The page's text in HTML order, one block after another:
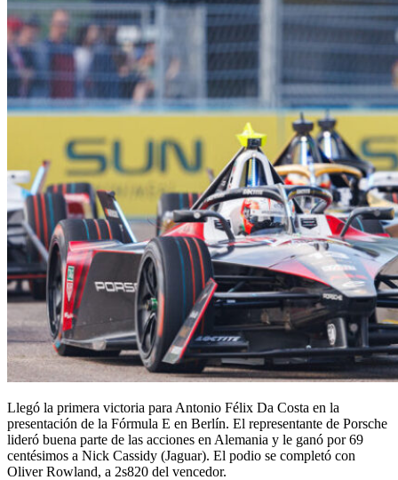
Llegó la primera victoria para Antonio Félix Da Costa en la
presentación de la Fórmula E en Berlín. El representante de Porsche
lideró buena parte de las acciones en Alemania y le ganó por 69
centésimos a Nick Cassidy (Jaguar). El podio se completó con
Oliver Rowland, a 2s820 del vencedor.